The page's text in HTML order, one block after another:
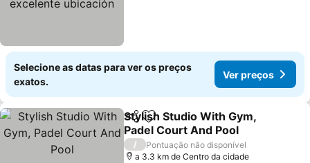
Selecione as datas para ver os preços
exatos.
Ver preços
PartilharAdicionar aos favoritos
Stylish Studio With Gym,
Padel Court And Pool
/
Pontuação não disponível
a 3.3 km de Centro da cidade